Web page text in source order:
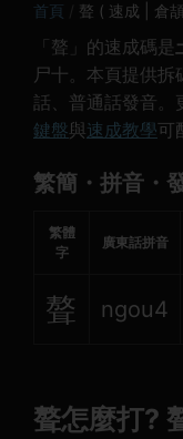
首頁 聱 ( 速成 | 倉
「聱」的速成碼是
尸十。本頁提供拆
話、普通話發音。
鍵盤與速成教學可
繁簡・拼音・
繁體
字
廣東話拼音
聱 ngou4
聱怎麼打?